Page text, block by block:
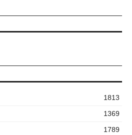
1813
1369
1789